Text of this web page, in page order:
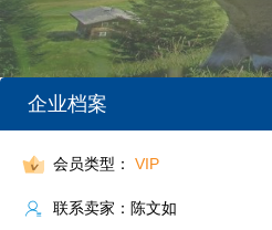
企业档案
会员类型： VIP
联系卖家：陈文如